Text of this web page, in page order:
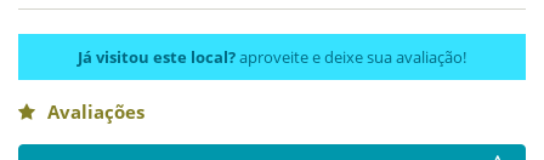
Já visitou este local?aproveite e deixe sua avaliação!
Avaliações